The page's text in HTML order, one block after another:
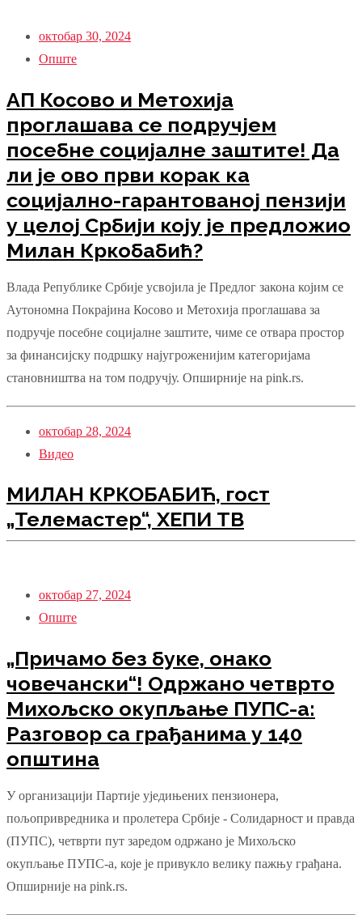
октобар 30, 2024
Опште
АП Косово и Метохија
проглашава се подручјем
посебне социјалне заштите! Да
ли је ово први корак ка
социјално-гарантованој пензији
у целој Србији коју је предложио
Милан Кркобабић?
Влада Републике Србије усвојила је Предлог закона којим се
Аутономна Покрајина Косово и Метохија проглашава за
подручје посебне социјалне заштите, чиме се отвара простор
за финансијску подршку најугроженијим категоријама
становништва на том подручју. Опширније на pink.rs.
октобар 28, 2024
Видео
МИЛАН КРКОБАБИЋ, гост
„Телемастер“, ХЕПИ ТВ
октобар 27, 2024
Опште
„Причамо без буке, онако
човечански“! Одржано четврто
Михољско окупљање ПУПС-а:
Разговор са грађанима у 140
општина
У организацији Партије уједињених пензионера,
пољопривредника и пролетера Србије - Солидарност и правда
(ПУПС), четврти пут заредом одржано је Михољско
окупљање ПУПС-а, које је привукло велику пажњу грађана.
Опширније на pink.rs.